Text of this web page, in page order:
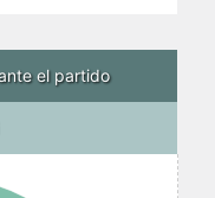
el partido